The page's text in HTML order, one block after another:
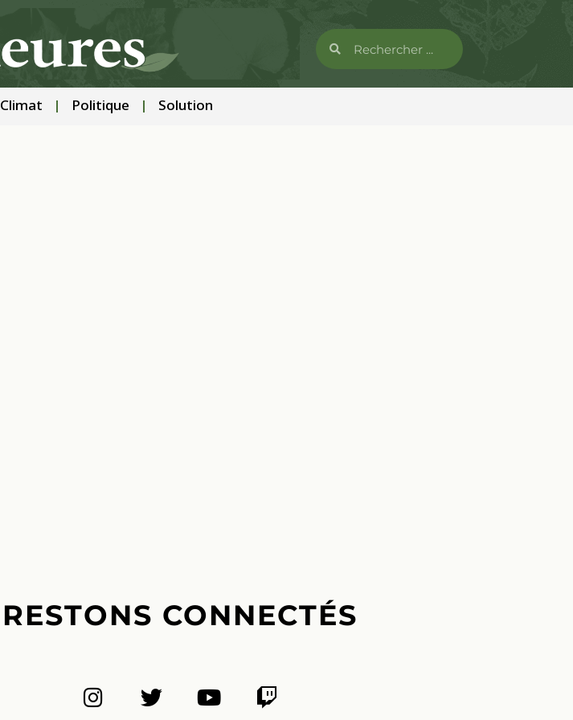
Climat Politique Solution
RESTONS CONNECTÉS